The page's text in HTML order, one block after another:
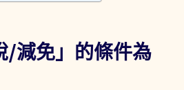
/減免」的條件為